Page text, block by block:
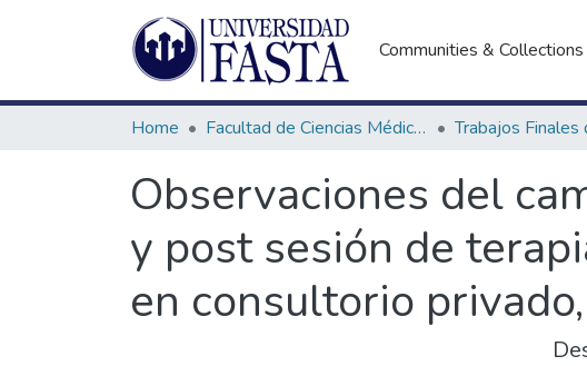
Communities & Collections
Home Facultad de Ciencias Médicas
Observaciones del
y post sesión de
en consultorio